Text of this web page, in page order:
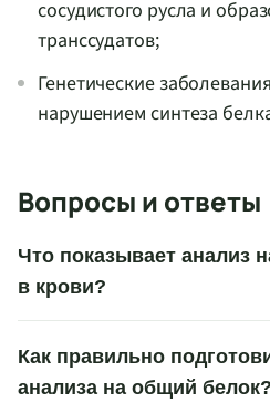
сосудистого русла и
транссудатов;
Генетические
нарушением синтеза
Вопросы и ответы
Что показывает анализ
в крови?
Как правильно
анализа на общий белок?